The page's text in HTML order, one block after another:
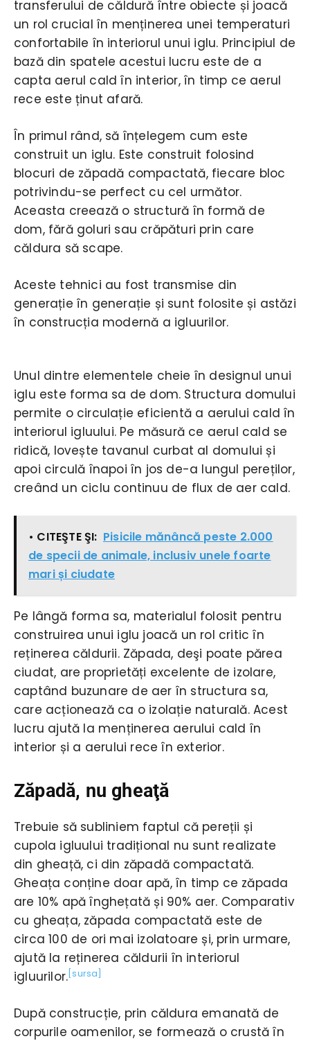
transferului de căldură între obiecte și joacă
un rol crucial în menținerea unei temperaturi
confortabile în interiorul unui iglu. Principiul de
bază din spatele acestui lucru este de a
capta aerul cald în interior, în timp ce aerul
rece este ținut afară.
În primul rând, să înțelegem cum este
construit un iglu. Este construit folosind
blocuri de zăpadă compactată, fiecare bloc
potrivindu-se perfect cu cel următor.
Aceasta creează o structură în formă de
dom, fără goluri sau crăpături prin care
căldura să scape.
Aceste tehnici au fost transmise din
generație în generație și sunt folosite și astăzi
în construcția modernă a igluurilor.
Unul dintre elementele cheie în designul unui
iglu este forma sa de dom. Structura domului
permite o circulație eficientă a aerului cald în
interiorul igluului. Pe măsură ce aerul cald se
ridică, lovește tavanul curbat al domului și
apoi circulă înapoi în jos de-a lungul pereților,
creând un ciclu continuu de flux de aer cald.
• CITEŞTE ŞI: Pisicile mănâncă peste 2.000
de specii de animale, inclusiv unele foarte
mari și ciudate
Pe lângă forma sa, materialul folosit pentru
construirea unui iglu joacă un rol critic în
reținerea căldurii. Zăpada, deşi poate părea
ciudat, are proprietăți excelente de izolare,
captând buzunare de aer în structura sa,
care acționează ca o izolație naturală. Acest
lucru ajută la menținerea aerului cald în
interior și a aerului rece în exterior.
Zăpadă, nu gheaţă
Trebuie să subliniem faptul că pereții și
cupola igluului tradițional nu sunt realizate
din gheață, ci din zăpadă compactată.
Gheața conține doar apă, în timp ce zăpada
are 10% apă înghețată și 90% aer. Comparativ
cu gheața, zăpada compactată este de
circa 100 de ori mai izolatoare și, prin urmare,
ajută la reținerea căldurii în interiorul
igluurilor. [sursa]
După construcție, prin căldura emanată de
corpurile oamenilor, se formează o crustă în